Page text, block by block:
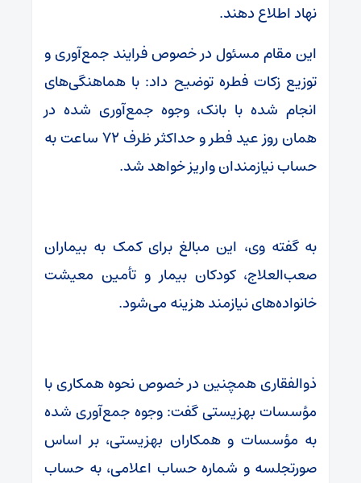
نهاد اطلاع دهند.
این مقام مسئول در خصوص فرایند جمع‌آوری و
توزیع زکات فطره توضیح داد: با هماهنگی‌های
انجام شده با بانک، وجوه جمع‌آوری شده در
همان روز عید فطر و حداکثر ظرف ۷۲ ساعت به
حساب نیازمندان واریز خواهد شد.
به گفته وی، این مبالغ برای کمک به بیماران
صعب‌العلاج، کودکان بیمار و تأمین معیشت
خانواده‌های نیازمند هزینه می‌شود.
ذوالفقاری همچنین در خصوص نحوه همکاری با
مؤسسات بهزیستی گفت: وجوه جمع‌آوری شده
به مؤسسات و همکاران بهزیستی، بر اساس
صورتجلسه و شماره حساب اعلامی، به حساب